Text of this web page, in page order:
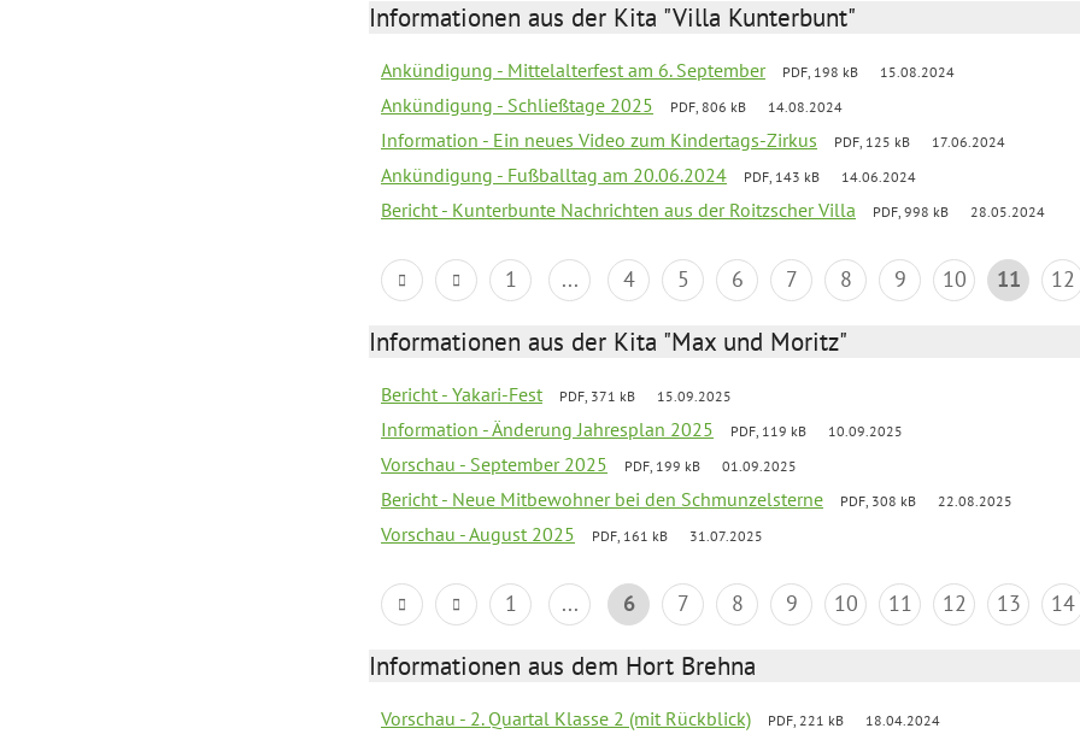
Informationen aus der Kita "Villa Kunterbunt"
Ankündigung - Mittelalterfest am 6. September PDF, 198 kB 15.08.2024
Ankündigung - Schließtage 2025 PDF, 806 kB 14.08.2024
Information - Ein neues Video zum Kindertags-Zirkus PDF, 125 kB 17.06.2024
Ankündigung - Fußballtag am 20.06.2024 PDF, 143 kB 14.06.2024
Bericht - Kunterbunte Nachrichten aus der Roitzscher Villa PDF, 998 kB 28.05.2024
1 ... 4 5 6 7 8 9 10 11 12
Informationen aus der Kita "Max und Moritz"
Bericht - Yakari-Fest PDF, 371 kB 15.09.2025
Information - Änderung Jahresplan 2025 PDF, 119 kB 10.09.2025
Vorschau - September 2025 PDF, 199 kB 01.09.2025
Bericht - Neue Mitbewohner bei den Schmunzelsterne PDF, 308 kB 22.08.2025
Vorschau - August 2025 PDF, 161 kB 31.07.2025
1 ... 6 7 8 9 10 11 12 13 14
Informationen aus dem Hort Brehna
Vorschau - 2. Quartal Klasse 2 (mit Rückblick) PDF, 221 kB 18.04.2024